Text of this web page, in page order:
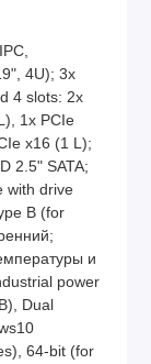
4U); 3x
4 slots: 2x
1x PCIe
x16 (1 L);
2.5" SATA;
with drive
B (for
и
power
Dual
64-bit (for